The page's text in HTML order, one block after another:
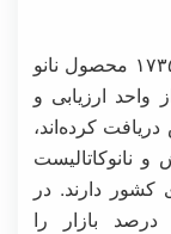
وی با اشاره به اینکه تا پایان سال ۱۴۰۳، ۱۷۳۵ محصول نانو
واحد ارزیابی و
کرده‌اند،
نانوکاتالیست
کشور دارند. در
حوزه نفت و پتروشیمی بیش از ۹۰ درصد بازار را